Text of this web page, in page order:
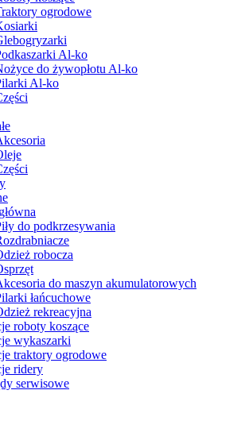
ogrodowe
Al-ko
do żywopłotu Al-ko
Al-ko
do podkrzesywania
robocza
do maszyn akumulatorowych
łańcuchowe
rekreacyjna
roboty koszące
wykaszarki
traktory ogrodowe
ridery
serwisowe